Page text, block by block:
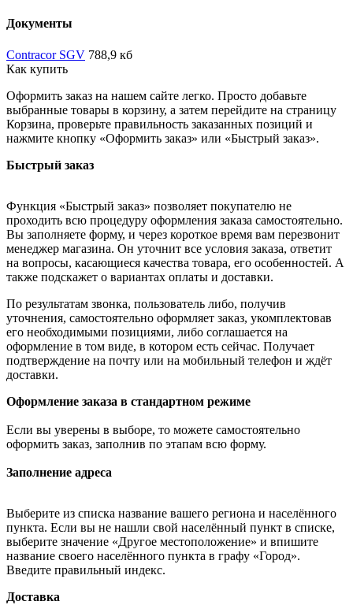
Документы
Contracor SGV 788,9 кб
Как купить
Оформить заказ на нашем сайте легко. Просто добавьте
выбранные товары в корзину, а затем перейдите на страницу
Корзина, проверьте правильность заказанных позиций и
нажмите кнопку «Оформить заказ» или «Быстрый заказ».
Быстрый заказ
Функция «Быстрый заказ» позволяет покупателю не
проходить всю процедуру оформления заказа самостоятельно.
Вы заполняете форму, и через короткое время вам перезвонит
менеджер магазина. Он уточнит все условия заказа, ответит
на вопросы, касающиеся качества товара, его особенностей. А
также подскажет о вариантах оплаты и доставки.
По результатам звонка, пользователь либо, получив
уточнения, самостоятельно оформляет заказ, укомплектовав
его необходимыми позициями, либо соглашается на
оформление в том виде, в котором есть сейчас. Получает
подтверждение на почту или на мобильный телефон и ждёт
доставки.
Оформление заказа в стандартном режиме
Если вы уверены в выборе, то можете самостоятельно
оформить заказ, заполнив по этапам всю форму.
Заполнение адреса
Выберите из списка название вашего региона и населённого
пункта. Если вы не нашли свой населённый пункт в списке,
выберите значение «Другое местоположение» и впишите
название своего населённого пункта в графу «Город».
Введите правильный индекс.
Доставка